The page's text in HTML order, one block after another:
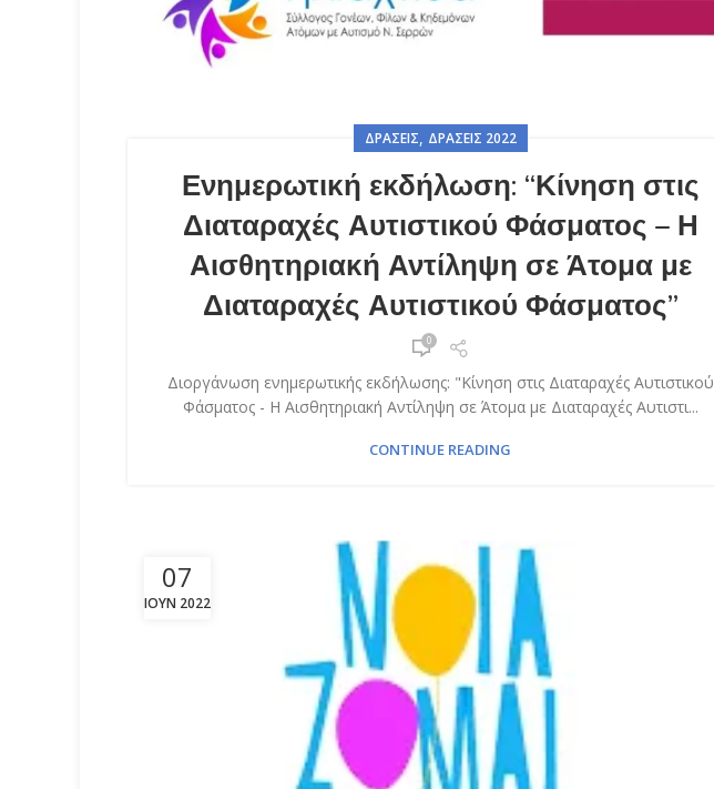
ΔΡΆΣΕΙΣ, ΔΡΆΣΕΙΣ 2022
Ενημερωτική εκδήλωση: “Κίνηση στις
Διαταραχές Αυτιστικού Φάσματος – Η
Αισθητηριακή Αντίληψη σε Άτομα με
Διαταραχές Αυτιστικού Φάσματος”
0
Διοργάνωση ενημερωτικής εκδήλωσης: "Κίνηση στις Διαταραχές Αυτιστικού
Φάσματος - Η Αισθητηριακή Αντίληψη σε Άτομα με Διαταραχές Αυτιστι...
CONTINUE READING
07
ΙΟΎΝ 2022